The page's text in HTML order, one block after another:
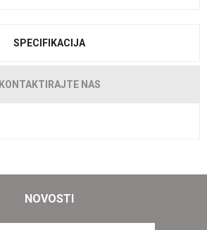
SPECIFIKACIJA
KONTAKTIRAJTE NAS
NOVOSTI